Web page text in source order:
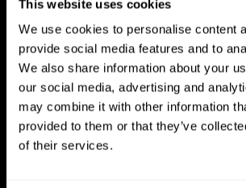
This website uses cookies
We use cookies to personalise content
provide social media features and to
We also share information about your
our social media, advertising and
may combine it with other information
provided to them or that they’ve
of their services.